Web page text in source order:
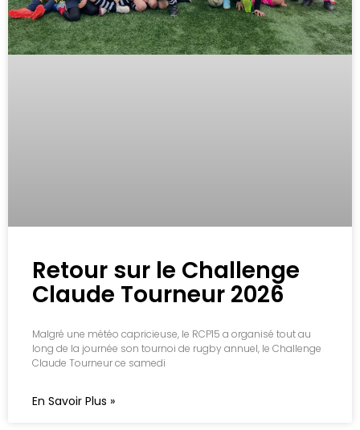
Retour sur le Challenge
Claude Tourneur 2026
Malgré une météo capricieuse, le RCP15 a organisé tout au
long de la journée son tournoi de rugby annuel, le Challenge
Claude Tourneur ce samedi
En Savoir Plus »